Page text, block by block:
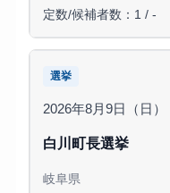
定数/候補者数：1 / -
選挙
2026年8月9日（日）
白川町長選挙
岐阜県